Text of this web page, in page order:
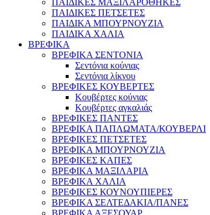
ΠΑΙΔΙΚΕΣ ΜΑΞΙΛΑΡΟΘΗΚΕΣ
ΠΑΙΔΙΚΕΣ ΠΕΤΣΕΤΕΣ
ΠΑΙΔΙΚΑ ΜΠΟΥΡΝΟΥΖΙΑ
ΠΑΙΔΙΚΑ ΧΑΛΙΑ
ΒΡΕΦΙΚΑ
ΒΡΕΦΙΚΑ ΣΕΝΤΟΝΙΑ
Σεντόνια κούνιας
Σεντόνια λίκνου
ΒΡΕΦΙΚΕΣ ΚΟΥΒΕΡΤΕΣ
Κουβέρτες κούνιας
Κουβέρτες αγκαλιάς
ΒΡΕΦΙΚΕΣ ΠΑΝΤΕΣ
ΒΡΕΦΙΚΑ ΠΑΠΛΩΜΑΤΑ/ΚΟΥΒΕΡΛΙ
ΒΡΕΦΙΚΕΣ ΠΕΤΣΕΤΕΣ
ΒΡΕΦΙΚΑ ΜΠΟΥΡΝΟΥΖΙΑ
ΒΡΕΦΙΚΕΣ ΚΑΠΕΣ
ΒΡΕΦΙΚΑ ΜΑΞΙΛΑΡΙΑ
ΒΡΕΦΙΚΑ ΧΑΛΙΑ
ΒΡΕΦΙΚΕΣ ΚΟΥΝΟΥΠΙΕΡΕΣ
ΒΡΕΦΙΚΑ ΣΕΛΤΕΔΑΚΙΑ/ΠΑΝΕΣ
ΒΡΕΦΙΚΑ ΑΞΕΣΟΥΑΡ